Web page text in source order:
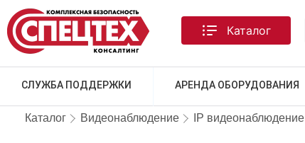
СЛУЖБА ПОДДЕРЖКИ АРЕНДА ОБОРУДОВАНИЯ
Каталог
Каталог Видеонаблюдение IP видеонаблюдение